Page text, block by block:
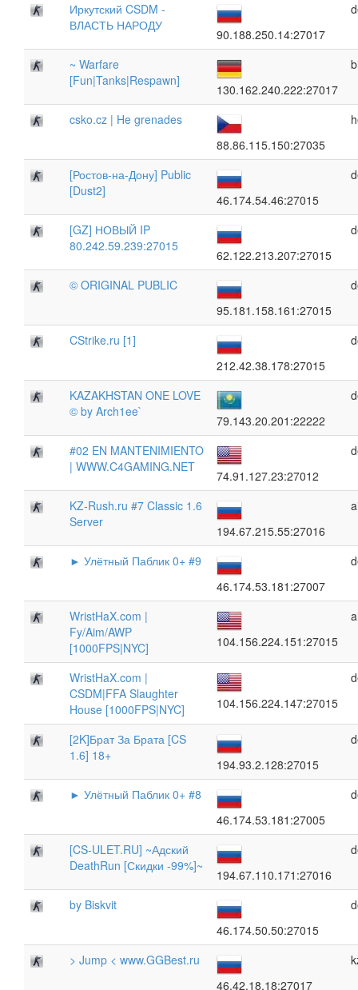
Иркутский CSDM -
ВЛАСТЬ НАРОДУ
90.188.250.14:27017
~ Warfare
[Fun|Tanks|Respawn]
130.162.240.222:27017
csko.cz | He grenades
88.86.115.150:27035
[Ростов-на-Дону] Public
[Dust2]
46.174.54.46:27015
[GZ] НОВЫЙ IP
80.242.59.239:27015
62.122.213.207:27015
© ORIGINAL PUBLIC
95.181.158.161:27015
CStrike.ru [1]
212.42.38.178:27015
KAZAKHSTAN ONE LOVE
© by Arch1ee`
79.143.20.201:22222
#02 EN MANTENIMIENTO
| WWW.C4GAMING.NET
74.91.127.23:27012
KZ-Rush.ru #7 Classic 1.6
Server
194.67.215.55:27016
► Улётный Паблик 0+ #9
46.174.53.181:27007
WristHaX.com |
Fy/Aim/AWP
[1000FPS|NYC]
104.156.224.151:27015
WristHaX.com |
CSDM|FFA Slaughter
House [1000FPS|NYC]
104.156.224.147:27015
[2K]Брат За Брата [CS
1.6] 18+
194.93.2.128:27015
► Улётный Паблик 0+ #8
46.174.53.181:27005
[CS-ULET.RU] ~Адский
DeathRun [Скидки -99%]~
194.67.110.171:27016
by Biskvit
46.174.50.50:27015
> Jump < www.GGBest.ru
46.42.18.18:27017